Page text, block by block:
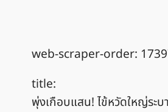
web-scraper-order:
title:
พุ่งเกือบแสน! ไข้หวัดใหญ่ระ